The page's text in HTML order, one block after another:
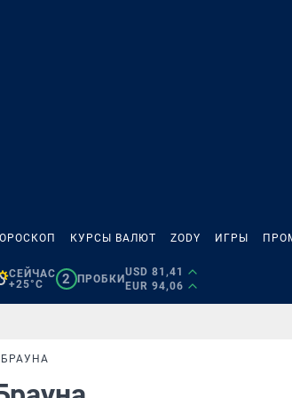
КУРСЫ ВАЛЮТ ZODY ИГРЫ
СЕЙЧАС
+25°C
2 ПРОБКИ
USD 81,41
EUR 94,06